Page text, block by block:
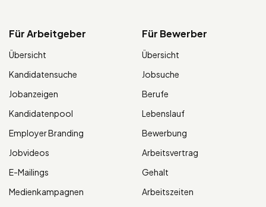
Für Arbeitgeber
Übersicht
Kandidatensuche
Jobanzeigen
Kandidatenpool
Employer Branding
Jobvideos
E-Mailings
Medienkampagnen
Für Bewerber
Übersicht
Jobsuche
Berufe
Lebenslauf
Bewerbung
Arbeitsvertrag
Gehalt
Arbeitszeiten